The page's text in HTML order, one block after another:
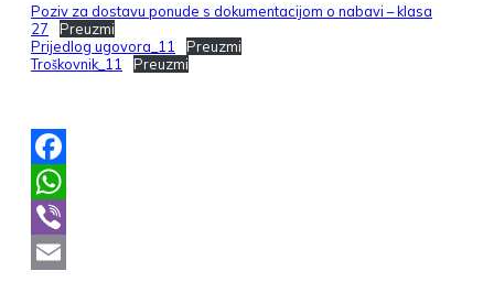
Poziv za dostavu ponude s dokumentacijom o nabavi – klasa
27
Preuzmi
Prijedlog ugovora_11
Preuzmi
Troškovnik_11
Preuzmi
Facebook
WhatsApp
Viber